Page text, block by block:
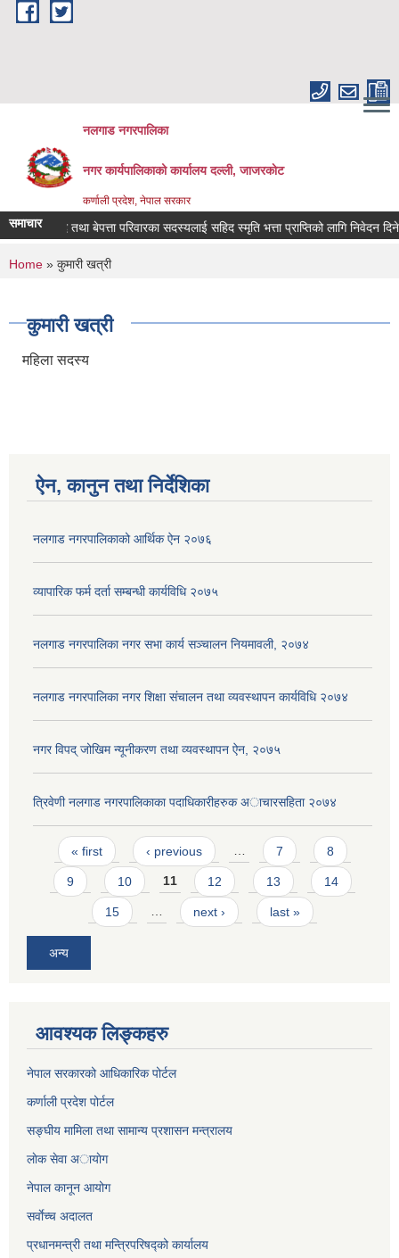
Skip to main content
नलगाड नगरपालिका
नगर कार्यपालिकाको कार्यालय दल्ली, जाजरकाेट
कर्णाली प्रदेश, नेपाल सरकार
समाचार
सहिद तथा बेपत्ता परिवारका सदस्यलाई सहिद स्मृति भत्ता प्राप्तिको लागि निवेदन दिने
You are here
Home » कुमारी खत्री
कुमारी खत्री
महिला सदस्य
ऐन, कानुन तथा निर्देशिका
नलगाड नगरपालिकाको आर्थिक ऐन २०७६
व्यापारिक फर्म दर्ता सम्बन्धी कार्यविधि २०७५
नलगाड नगरपालिका नगर सभा कार्य सञ्‍चालन नियमावली, २०७४
नलगाड नगरपालिका नगर शिक्षा संचालन तथा व्यवस्थापन कार्यविधि २०७४
नगर विपद् जोखिम न्यूनीकरण तथा व्यवस्थापन ऐन, २०७५
त्रिवेणी नलगाड नगरपालिकाका पदाधिकारीहरुक अाचारस‌हिता २०७४
Pages
« first ‹ previous … 7 8
9 10 11 12 13 14
15 … next › last »
अन्य
आवश्यक लिङ्कहरु
नेपाल सरकारको आधिकारिक पोर्टल
कर्णाली प्रदेश पोर्टल
सङ्घीय मामिला तथा सामान्य प्रशासन मन्त्रालय
लाेक सेवा अायाेग
नेपाल कानून आयोग
सर्वाेच्च अदालत
प्रधानमन्त्री तथा मन्त्रिपरिषद्को कार्यालय